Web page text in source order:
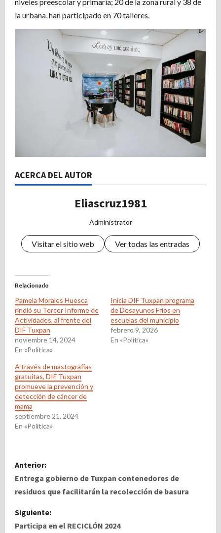
la urbana, han participado en 70 talleres.
ACERCA DEL AUTOR
Eliascruz1981
Administrator
Visitar el sitio web Ver todas las entradas
Relacionado
Pamela Morales Huesca
rindió su Tercer Informe de
Actividades, al frente del
DIF Tuxpan
noviembre 14, 2024
En «Politica»
Inicia DIF Tuxpan programa
de Desayunos Fríos en
escuelas del municipio
febrero 9, 2026
En «Politica»
A través de mastografías
gratuitas, DIF Tuxpan
promueve la prevención y
detección de cáncer de
mama
septiembre 21, 2024
En «Politica»
N
a
e
Anterior:
Entrega gobierno de Tuxpan contenedores de
residuos que facilitarán la recolección de basura
Siguiente:
Participa en el RECICLÓN 2024